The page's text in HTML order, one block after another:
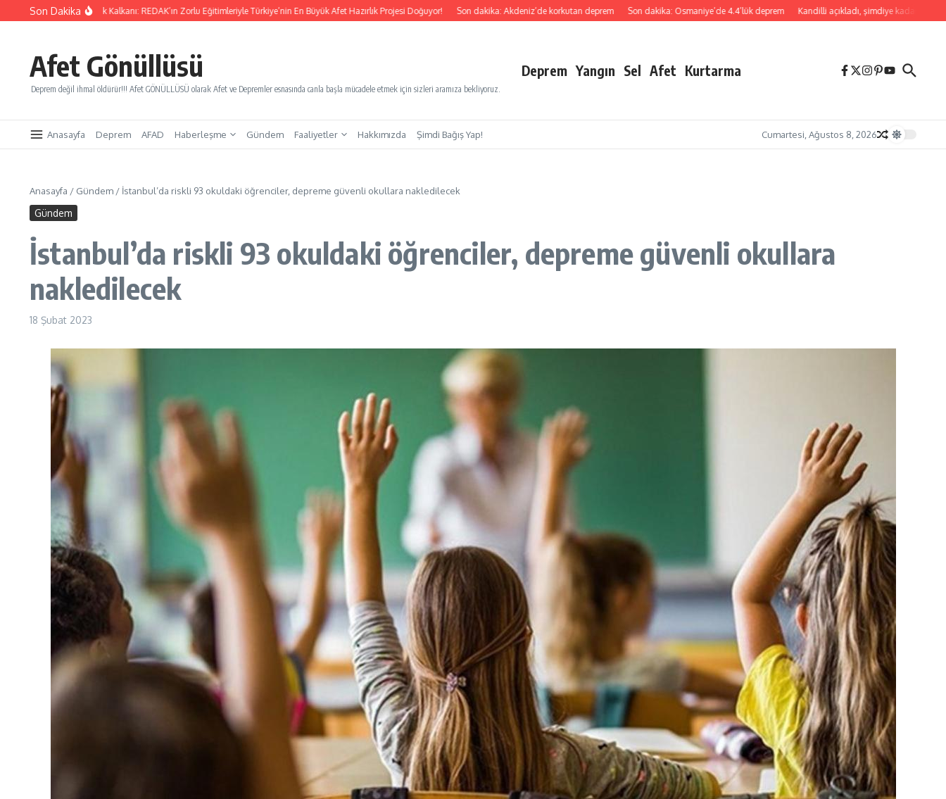
İçeriğe atlaSon Dakika
Kurtaracak Gençlik Kalkanı: REDAK’ın Zorlu Eğitimleriyle Türkiye’nin En Büyük Afet Hazırlık Projesi Doğuyor! Son dakika: Akdeniz’de korkutan deprem Son dakika: Osmaniye’de 4.4’lük deprem Kandilli açıkladı, şimdiye kadar yanlış alarm
Afet Gönüllüsü
Deprem değil ihmal öldürür!!! Afet GÖNÜLLÜSÜ olarak Afet ve Depremler esnasında canla başla mücadele etmek için sizleri aramıza bekliyoruz.
Deprem Yangın Sel Afet Kurtarma
Anasayfa Deprem AFAD Haberleşme Gündem Faaliyetler Hakkımızda Şimdi Bağış Yap! Cumartesi, Ağustos 8, 2026
Anasayfa / Gündem / İstanbul’da riskli 93 okuldaki öğrenciler, depreme güvenli okullara nakledilecek
Gündem
İstanbul’da riskli 93 okuldaki öğrenciler, depreme güvenli okullara
nakledilecek
18 Şubat 2023